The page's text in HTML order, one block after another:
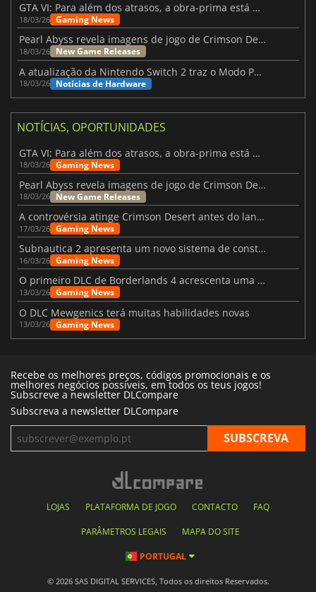
GTA VI: Para além dos atrasos, a obra-prima está quase a chegar
18/03/26 Gaming News
Pearl Abyss revela imagens de jogo de Crimson Desert para a PS5
18/03/26 New Game Releases
A atualização da Nintendo Switch 2 traz o Modo Portátil aos jogos mais antigos da Switch
18/03/26 Notícias de Hardware
NOTÍCIAS, OPORTUNIDADES
GTA VI: Para além dos atrasos, a obra-prima está quase a chegar
18/03/26 Gaming News
Pearl Abyss revela imagens de jogo de Crimson Desert para a PS5
18/03/26 New Game Releases
A controvérsia atinge Crimson Desert antes do lançamento
17/03/26 Gaming News
Subnautica 2 apresenta um novo sistema de construção de bases
16/03/26 Gaming News
O primeiro DLC de Borderlands 4 acrescenta uma nova personagem e muito mais
13/03/26 Gaming News
O DLC Mewgenics terá muitas habilidades novas
13/03/26 Gaming News
Recebe os melhores preços, códigos promocionais e os
melhores negócios possíveis, em todos os teus jogos!
Subscreve a newsletter DLCompare
Subscreva a newsletter DLCompare
LOJAS PLATAFORMA DE JOGO CONTACTO FAQ
PARÂMETROS LEGAIS MAPA DO SITE
PORTUGAL
© 2026 SAS DIGITAL SERVICES, Todos os direitos Reservados.